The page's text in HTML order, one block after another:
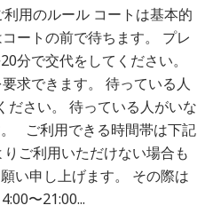
用のルール コートは基本的
ートの前で待ちます。 プレ
分で交代をしてください。
求できます。 待っている人
ださい。 待っている人がいな
ご利用できる時間帯は下記
ご利用いただけない場合も
い申し上げます。 その際は
〜21:00...